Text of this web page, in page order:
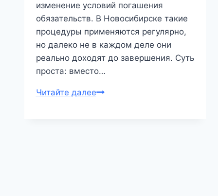
изменение условий погашения
обязательств. В Новосибирске такие
процедуры применяются регулярно,
но далеко не в каждом деле они
реально доходят до завершения. Суть
проста: вместо…
Читайте далееРеструктуризация